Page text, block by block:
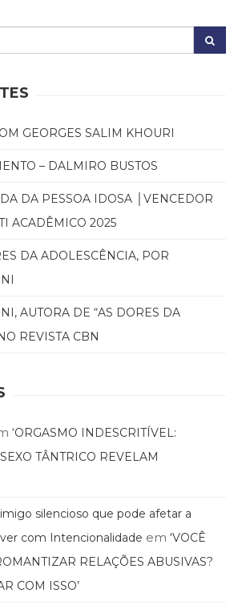
GEORGES SALIM KHOURI
– DALMIRO BUSTOS
DA PESSOA IDOSA │VENCEDOR
ACADÊMICO 2025
DA ADOLESCÊNCIA, POR
AUTORA DE “AS DORES DA
REVISTA CBN
‘ORGASMO INDESCRITÍVEL:
TÂNTRICO REVELAM
silencioso que pode afetar a
com Intencionalidade em ‘VOCÊ
RELAÇÕES ABUSIVAS?
COM ISSO’